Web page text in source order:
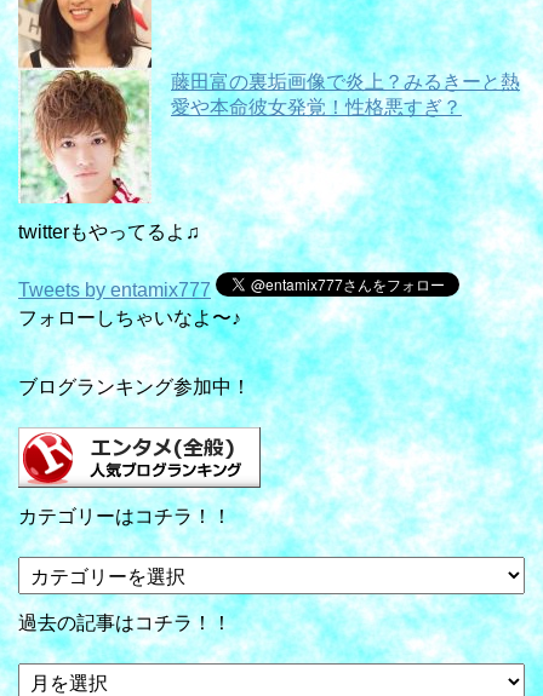
藤田富の裏垢画像で炎上？みるきーと熱
愛や本命彼女発覚！性格悪すぎ？
twitterもやってるよ♫
Tweets by entamix777
フォローしちゃいなよ〜♪
ブログランキング参加中！
カテゴリーはコチラ！！
カ
テ
ゴ
リ
ー
過去の記事はコチラ！！
過